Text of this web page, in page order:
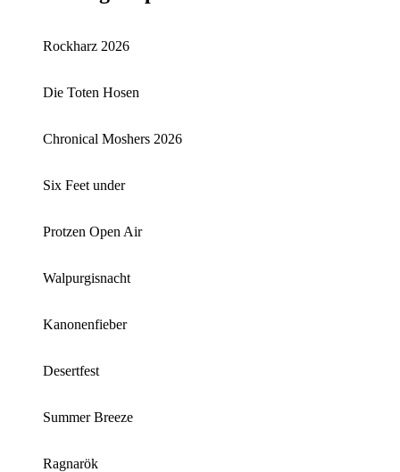
Rockharz 2026
Die Toten Hosen
Chronical Moshers 2026
Six Feet under
Protzen Open Air
Walpurgisnacht
Kanonenfieber
Desertfest
Summer Breeze
Ragnarök